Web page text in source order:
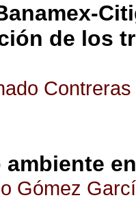
de los
Contreras
ambiente
Gómez